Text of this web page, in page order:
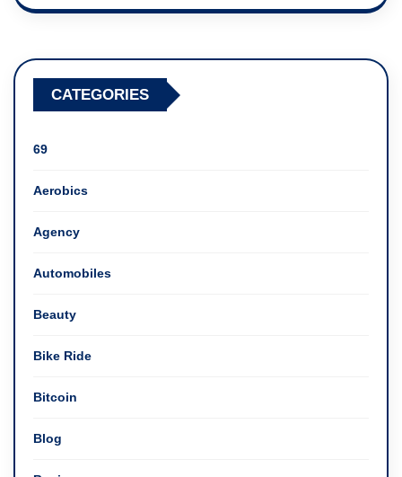
CATEGORIES
69
Aerobics
Agency
Automobiles
Beauty
Bike Ride
Bitcoin
Blog